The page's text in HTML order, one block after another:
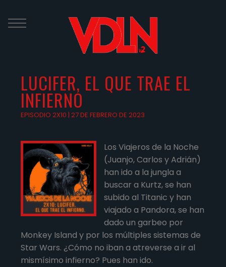
to
content
LUCIFER, EL QUE TRAE EL
INFIERNO
EPISODIO 2X10 | 27 DE FEBRERO DE 2023
Los Viajeros de la Noche
(Juanjo, Carlos y Adrián)
han ido a la jungla a
buscar a Kurtz, se han
subido al Titanic y han
viajado a Pandora, se han
dado un garbeo por
Monkey Island y por los múltiples sistemas de
Star Wars. ¿Cómo no iban a atreverse a ir al
mismísimo infierno? Pues han ido.